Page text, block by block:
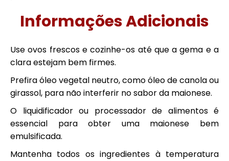
Informações Adicionais
Use ovos frescos e cozinhe-os até que a gema e a
clara estejam bem firmes.
Prefira óleo vegetal neutro, como óleo de canola ou
girassol, para não interferir no sabor da maionese.
O liquidificador ou processador de alimentos é
essencial para obter uma maionese bem
emulsificada.
Mantenha todos os ingredientes à temperatura